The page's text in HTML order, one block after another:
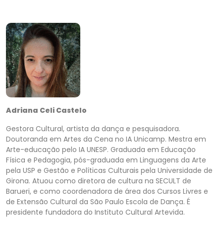
Adriana Celi Castelo
Gestora Cultural, artista da dança e pesquisadora.
Doutoranda em Artes da Cena no IA Unicamp. Mestra em
Arte-educação pelo IA UNESP. Graduada em Educação
Física e Pedagogia, pós-graduada em Linguagens da Arte
pela USP e Gestão e Políticas Culturais pela Universidade de
Girona. Atuou como diretora de cultura na SECULT de
Barueri, e como coordenadora de área dos Cursos Livres e
de Extensão Cultural da São Paulo Escola de Dança. É
presidente fundadora do Instituto Cultural Artevida.